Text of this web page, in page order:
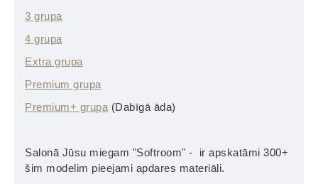
3 grupa
4 grupa
Extra grupa
Premium grupa
Premium+ grupa (Dabīgā āda)
Salonā Jūsu miegam "Softroom" - ir apskatāmi 300+
šim modelim pieejami apdares materiāli.